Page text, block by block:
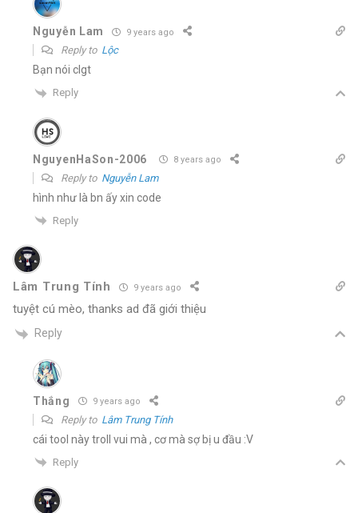
Nguyễn Lam 9 years ago
Reply to Lộc
Bạn nói clgt
Reply
NguyenHaSon-2006 8 years ago
Reply to Nguyễn Lam
hình như là bn ấy xin code
Reply
Lâm Trung Tính 9 years ago
tuyệt cú mèo, thanks ad đã giới thiệu
Reply
Thắng 9 years ago
Reply to Lâm Trung Tính
cái tool này troll vui mà , cơ mà sợ bị u đầu :V
Reply